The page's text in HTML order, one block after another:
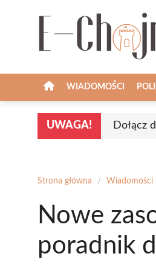
WIADOMOŚCI
UWAGA! Dołącz
Strona główna / Wiadomości
Nowe
poradnik